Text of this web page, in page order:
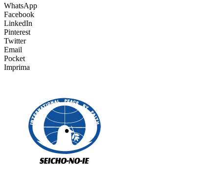
WhatsApp
Facebook
LinkedIn
Pinterest
Twitter
Email
Pocket
Imprima